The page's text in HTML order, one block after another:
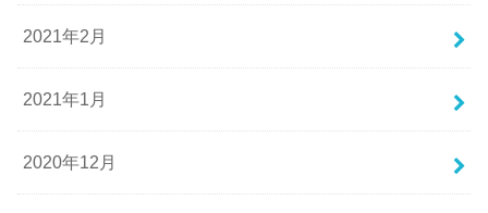
2021年2月
2021年1月
2020年12月